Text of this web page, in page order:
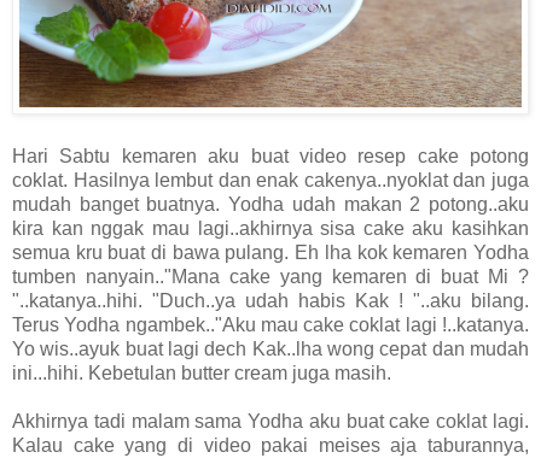
Hari Sabtu kemaren aku buat video resep cake potong
coklat. Hasilnya lembut dan enak cakenya..nyoklat dan juga
mudah banget buatnya. Yodha udah makan 2 potong..aku
kira kan nggak mau lagi..akhirnya sisa cake aku kasihkan
semua kru buat di bawa pulang. Eh lha kok kemaren Yodha
tumben nanyain.."Mana cake yang kemaren di buat Mi ?
"..katanya..hihi. "Duch..ya udah habis Kak ! "..aku bilang.
Terus Yodha ngambek.."Aku mau cake coklat lagi !..katanya.
Yo wis..ayuk buat lagi dech Kak..lha wong cepat dan mudah
ini...hihi. Kebetulan butter cream juga masih.
Akhirnya tadi malam sama Yodha aku buat cake coklat lagi.
Kalau cake yang di video pakai meises aja taburannya,